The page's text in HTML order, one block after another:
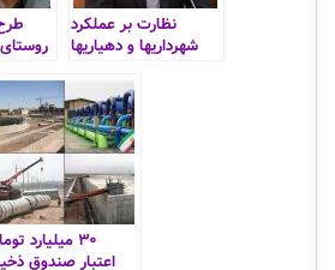
نظارت بر عملکرد
شهرداریها و دهیاریها
حوادث احتمالی
۳۰ میلیارد
اعتبار صندوق